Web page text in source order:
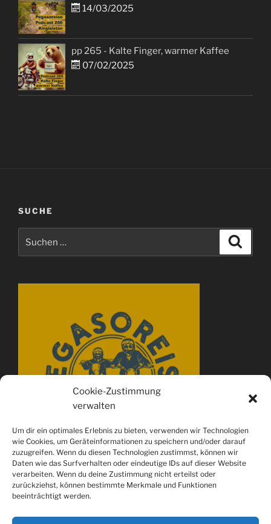
Cookie-Zustimmung
verwalten
Um dir ein optimales Erlebnis zu bieten, verwenden wir Technologien
wie Cookies, um Geräteinformationen zu speichern und/oder darauf
zuzugreifen. Wenn du diesen Technologien zustimmst, können wir
Daten wie das Surfverhalten oder eindeutige IDs auf dieser Website
verarbeiten. Wenn du deine Zustimmung nicht erteilst oder
zurückziehst, können bestimmte Merkmale und Funktionen
beeinträchtigt werden.
14/03/2025
pp 265 - Kalte Finger, warmer Kaffee
07/02/2025
SUCHE
nach: